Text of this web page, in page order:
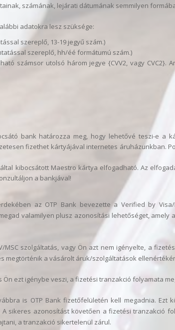
számának, lejárati dátumának semmilyen
adatokra lesz szüksége:
szereplő, 13-19 jegyű szám.)
szereplő, hh/éé formátumú szám.)
számsor utolsó három jegye {CVV2, vagy
bank határozza meg, hogy lehetővé teszi-e a
fizethet kártyájával internetes áruházunkban.
kibocsátott Maestro kártya elfogadható. Az
a bankjával!
az OTP Bank bevezette a Verified by
valamilyen plusz azonosítási lehetőséget,
szolgáltatás, vagy Ön azt nem igényelte, a
megtörténik a vásárolt áruk/szolgáltatások
ezt igénybe veszi, a fizetési tranzakció folyamata
is OTP Bank fizetőfelületén kell megadnia.
sikeres azonosítást követően a fizetési tranzakció
a tranzakció sikertelenül zárul.